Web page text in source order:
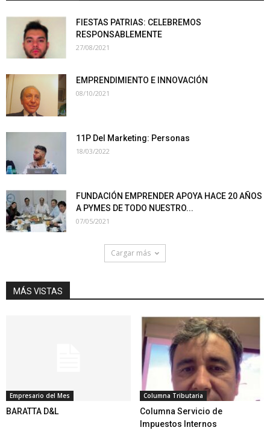
FIESTAS PATRIAS: CELEBREMOS
RESPONSABLEMENTE
27/08/2021
EMPRENDIMIENTO E INNOVACIÓN
08/10/2021
11P Del Marketing: Personas
18/03/2022
FUNDACIÓN EMPRENDER APOYA HACE 20 AÑOS
A PYMES DE TODO NUESTRO...
07/05/2021
Cargar más
MÁS VISTAS
Empresario del Mes
BARATTA D&L
Columna Tributaria
Columna Servicio de
Impuestos Internos